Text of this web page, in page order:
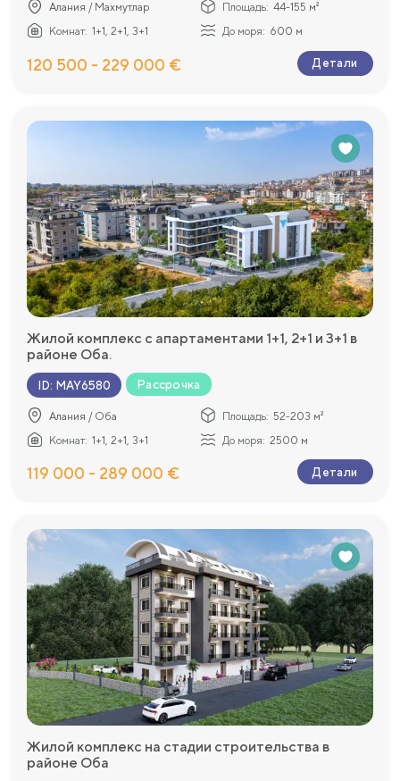
Алания / Махмутлар Площадь: 44-155 м²
Комнат: 1+1, 2+1, 3+1 До моря: 600 м
120 500 - 229 000 € Детали
Жилой комплекс с апартаментами 1+1, 2+1 и 3+1 в
районе Оба.
ID: MAY6580 Рассрочка
Алания / Оба Площадь: 52-203 м²
Комнат: 1+1, 2+1, 3+1 До моря: 2500 м
119 000 - 289 000 € Детали
Жилой комплекс на стадии строительства в
районе Оба